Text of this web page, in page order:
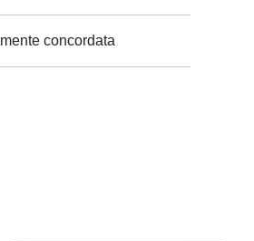
concordata